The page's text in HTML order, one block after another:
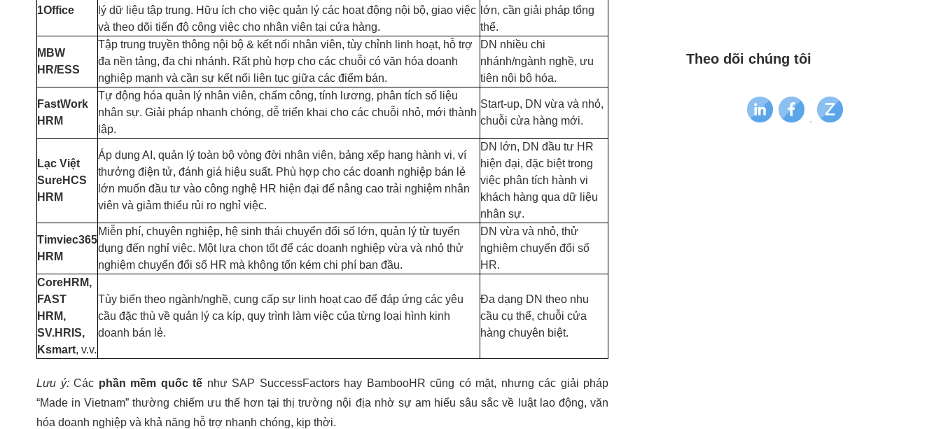
1Office
lý dữ liệu tập trung. Hữu ích cho việc quản lý các hoạt động nội bộ, giao việc
và theo dõi tiến độ công việc cho nhân viên tại cửa hàng.
lớn, cần giải pháp tổng
thể.
MBW
HR/ESS
Tập trung truyền thông nội bộ & kết nối nhân viên, tùy chỉnh linh hoạt, hỗ trợ
đa nền tảng, đa chi nhánh. Rất phù hợp cho các chuỗi có văn hóa doanh
nghiệp mạnh và cần sự kết nối liên tục giữa các điểm bán.
DN nhiều chi
nhánh/ngành nghề, ưu
tiên nội bộ hóa.
FastWork
HRM
Tự động hóa quản lý nhân viên, chấm công, tính lương, phân tích số liệu
nhân sự. Giải pháp nhanh chóng, dễ triển khai cho các chuỗi nhỏ, mới thành
lập.
Start-up, DN vừa và nhỏ,
chuỗi cửa hàng mới.
Lạc Việt
SureHCS
HRM
Áp dụng AI, quản lý toàn bộ vòng đời nhân viên, bảng xếp hạng hành vi, ví
thưởng điện tử, đánh giá hiệu suất. Phù hợp cho các doanh nghiệp bán lẻ
lớn muốn đầu tư vào công nghệ HR hiện đại để nâng cao trải nghiệm nhân
viên và giảm thiểu rủi ro nghỉ việc.
DN lớn, DN đầu tư HR
hiện đại, đặc biệt trong
việc phân tích hành vi
khách hàng qua dữ liệu
nhân sự.
Timviec365
HRM
Miễn phí, chuyên nghiệp, hệ sinh thái chuyển đổi số lớn, quản lý từ tuyển
dụng đến nghỉ việc. Một lựa chọn tốt để các doanh nghiệp vừa và nhỏ thử
nghiệm chuyển đổi số HR mà không tốn kém chi phí ban đầu.
DN vừa và nhỏ, thử
nghiệm chuyển đổi số
HR.
CoreHRM,
FAST
HRM,
SV.HRIS,
Ksmart, v.v.
Tùy biến theo ngành/nghề, cung cấp sự linh hoạt cao để đáp ứng các yêu
cầu đặc thù về quản lý ca kíp, quy trình làm việc của từng loại hình kinh
doanh bán lẻ.
Đa dạng DN theo nhu
cầu cụ thể, chuỗi cửa
hàng chuyên biệt.
Lưu ý:Các phần mềm quốc tế như SAP SuccessFactors hay BambooHR cũng có mặt, nhưng các giải pháp
“Made in Vietnam” thường chiếm ưu thế hơn tại thị trường nội địa nhờ sự am hiểu sâu sắc về luật lao động, văn
hóa doanh nghiệp và khả năng hỗ trợ nhanh chóng, kịp thời.
Theo dõi chúng tôi